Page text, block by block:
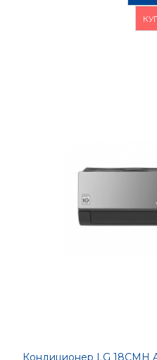
Кондиционер LG 18CMH